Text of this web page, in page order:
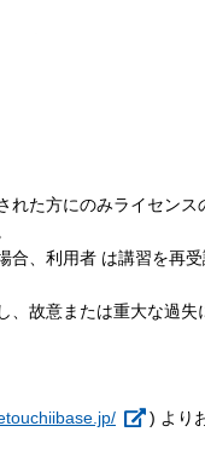
た方にのみライセンス
、利用者 は講習を再
故意または重大な過
) より